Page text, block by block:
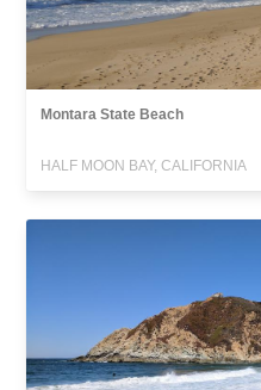
Montara State Beach
HALF MOON BAY, CALIFORNIA